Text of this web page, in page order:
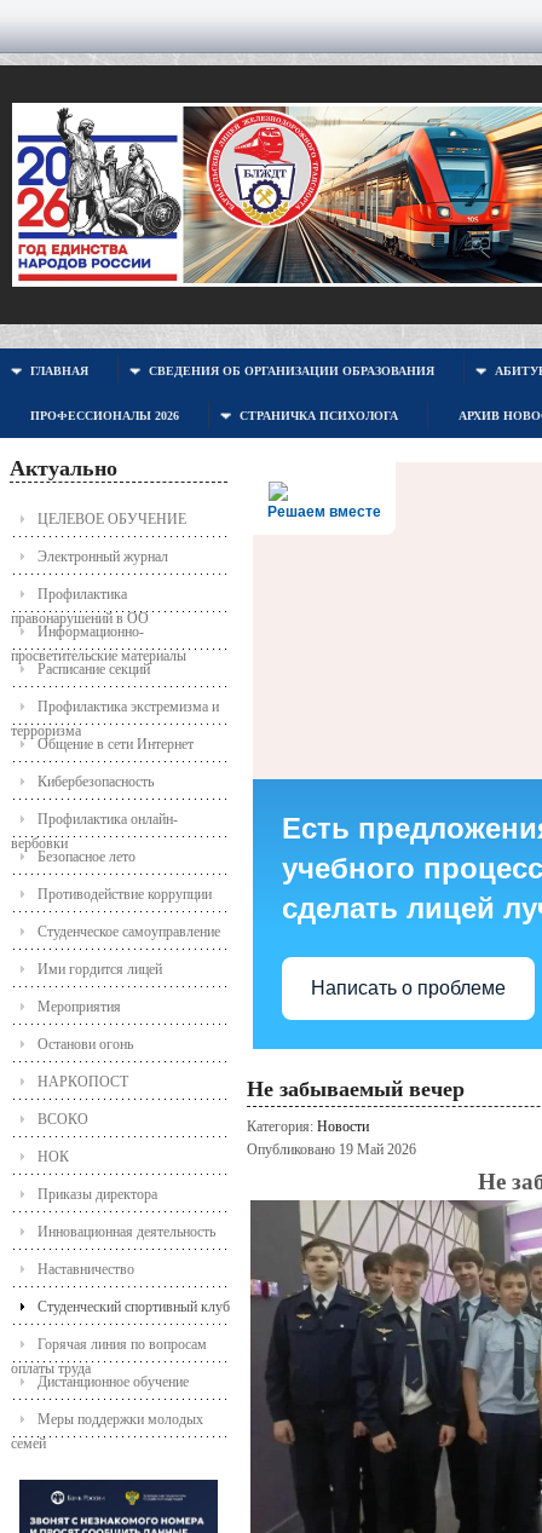
ГЛАВНАЯ СВЕДЕНИЯ ОБ ОРГАНИЗАЦИИ ОБРАЗОВАНИЯ
ПРОФЕССИОНАЛЫ 2026 СТРАНИЧКА ПСИХОЛОГА АРХИВ
Актуально
ЦЕЛЕВОЕ ОБУЧЕНИЕ
Электронный журнал
Профилактика
правонарушений в ОО
Информационно-
просветительские материалы
Расписание секций
Профилактика экстремизма и
терроризма
Общение в сети Интернет
Кибербезопасность
Профилактика онлайн-
вербовки
Безопасное лето
Противодействие коррупции
Студенческое самоуправление
Ими гордится лицей
Мероприятия
Останови огонь
НАРКОПОСТ
ВСОКО
НОК
Приказы директора
Инновационная деятельность
Наставничество
Студенческий спортивный клуб
Горячая линия по вопросам
оплаты труда
Дистанционное обучение
Меры поддержки молодых
семей
Решаем вместе
Есть
учебного
сделать лицей
Написать о проблеме
Не забываемый вечер
Категория: Новости
Опубликовано 19 Май 2026
Не